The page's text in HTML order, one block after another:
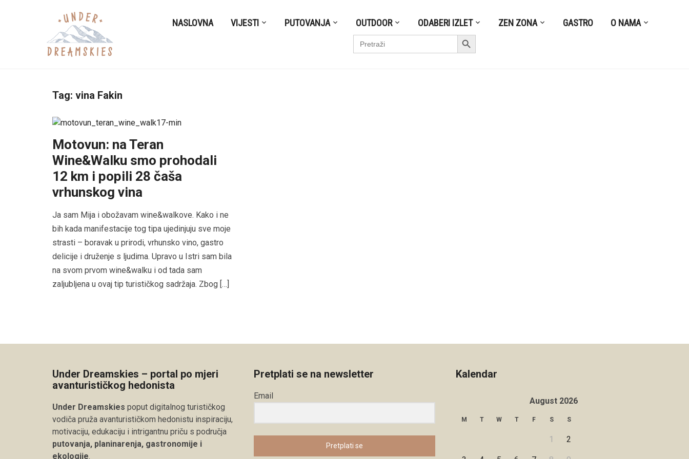
NASLOVNA VIJESTI PUTOVANJA OUTDOOR ODABERI IZLET ZEN ZONA GASTRO O NAMA
Search
for:
Search Button
Tag: vina Fakin
Motovun: na Teran
Wine&Walku smo prohodali
12 km i popili 28 čaša
vrhunskog vina
Ja sam Mija i obožavam wine&walkove. Kako i ne
bih kada manifestacije tog tipa ujedinjuju sve moje
strasti – boravak u prirodi, vrhunsko vino, gastro
delicije i druženje s ljudima. Upravo u Istri sam bila
na svom prvom wine&walku i od tada sam
zaljubljena u ovaj tip turističkog sadržaja. Zbog […]
Under Dreamskies – portal po mjeri
avanturističkog hedonista
Under Dreamskies poput digitalnog turističkog
vodiča pruža avanturističkom hedonistu inspiraciju,
motivaciju, edukaciju i intrigantnu priču s područja
putovanja, planinarenja, gastronomije i
ekologije.
Pretplati se na newsletter
Email
Pretplati se
Kalendar
August 2026
M T W T F S S
1 2